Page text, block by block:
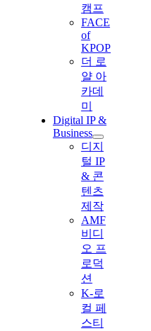
캠프
FACE
of
KPOP
더 로
얄 아
카데
미
Digital IP &
Business
디지
털 IP
& 콘
텐츠
제작
AMF
비디
오 프
로덕
션
K-로
컬 페
스티